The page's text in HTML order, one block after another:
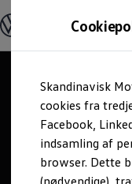
Skandinavisk
cookies fra
Facebook,
indsamling af
browser. Dette
(nødvendige),
hovedindhold
footer
Modeller og
Byg din
Alle
Kend din
Erhvervsbiler
Service
California
Elektriske biler